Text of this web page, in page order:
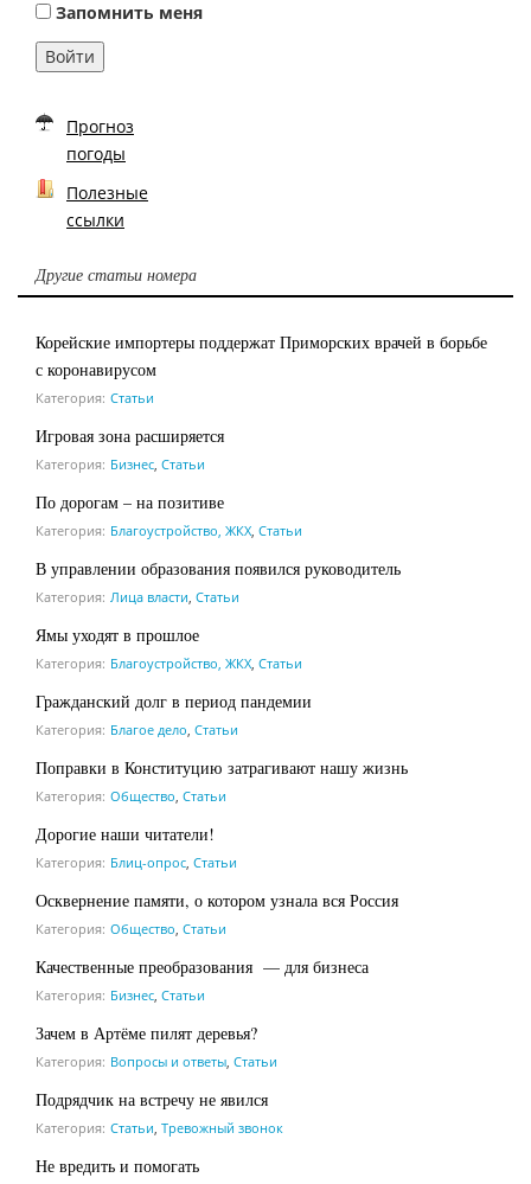
Запомнить меня
Войти
Прогноз
погоды
Полезные
ссылки
Другие статьи номера
Корейские импортеры поддержат Приморских врачей в борьбе
с коронавирусом
Категория: Статьи
Игровая зона расширяется
Категория: Бизнес, Статьи
По дорогам – на позитиве
Категория: Благоустройство, ЖКХ, Статьи
В управлении образования появился руководитель
Категория: Лица власти, Статьи
Ямы уходят в прошлое
Категория: Благоустройство, ЖКХ, Статьи
Гражданский долг в период пандемии
Категория: Благое дело, Статьи
Поправки в Конституцию затрагивают нашу жизнь
Категория: Общество, Статьи
Дорогие наши читатели!
Категория: Блиц-опрос, Статьи
Осквернение памяти, о котором узнала вся Россия
Категория: Общество, Статьи
Качественные преобразования — для бизнеса
Категория: Бизнес, Статьи
Зачем в Артёме пилят деревья?
Категория: Вопросы и ответы, Статьи
Подрядчик на встречу не явился
Категория: Статьи, Тревожный звонок
Не вредить и помогать